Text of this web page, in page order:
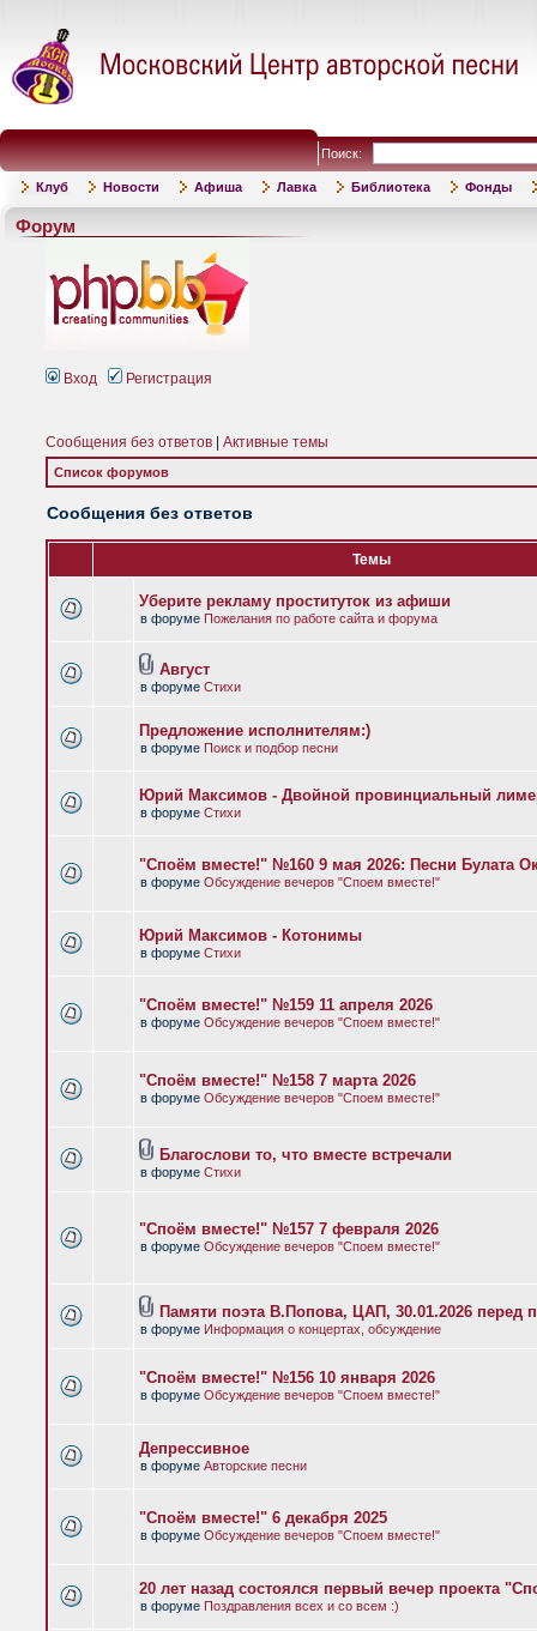
Поиск:
Клуб Новости Афиша Лавка Библиотека Фонды
Форум
Вход Регистрация
Сообщения без ответов Активные темы
Список форумов
Сообщения без ответов
Темы
Уберите рекламу проституток из афиши
в форуме Пожелания по работе сайта и форума
Август
в форуме Стихи
Предложение исполнителям:)
в форуме Поиск и подбор песни
Юрий Максимов - Двойной провинциальный
в форуме Стихи
"Споём вместе!" №160 9 мая 2026: Песни Булата
в форуме Обсуждение вечеров "Споем вместе!"
Юрий Максимов - Котонимы
в форуме Стихи
"Споём вместе!" №159 11 апреля 2026
в форуме Обсуждение вечеров "Споем вместе!"
"Споём вместе!" №158 7 марта 2026
в форуме Обсуждение вечеров "Споем вместе!"
Благослови то, что вместе встречали
в форуме Стихи
"Споём вместе!" №157 7 февраля 2026
в форуме Обсуждение вечеров "Споем вместе!"
Памяти поэта В.Попова, ЦАП, 30.01.2026 перед
в форуме Информация о концертах, обсуждение
"Споём вместе!" №156 10 января 2026
в форуме Обсуждение вечеров "Споем вместе!"
Депрессивное
в форуме Авторские песни
"Споём вместе!" 6 декабря 2025
в форуме Обсуждение вечеров "Споем вместе!"
20 лет назад состоялся первый вечер проекта
в форуме Поздравления всех и со всем :)